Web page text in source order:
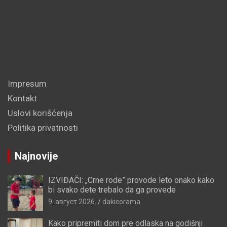
Impresum
Kontakt
Uslovi korišćenja
Politika privatnosti
Najnovije
IZVIĐAČI: „Crne rode” provode leto onako kako
bi svako dete trebalo da ga provede
9. август 2026. dakicorama
Kako pripremiti dom pre odlaska na godišnji